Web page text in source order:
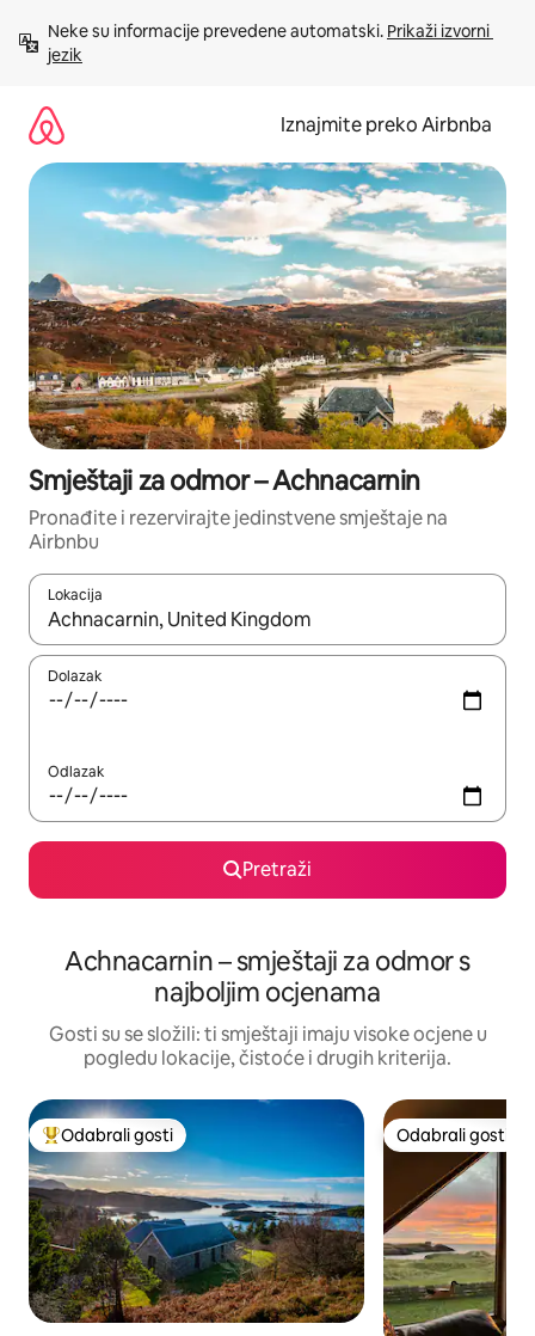
sadržaj
Neke su informacije prevedene automatski. Prikaži izvorni
jezik
Iznajmite preko Airbnba
Smještaji za odmor – Achnacarnin
Pronađite i rezervirajte jedinstvene smještaje na
Airbnbu
Lokacija
Kada budu dostupni rezultati, moći ćete ih pregledati
Dolazak
Odlazak
Pretraži
Achnacarnin – smještaji za odmor s
najboljim ocjenama
Gosti su se složili: ti smještaji imaju visoke ocjene u
pogledu lokacije, čistoće i drugih kriterija.
Među najviše rangiranima s oznakom „Odabrali gosti”
Odabrali gosti Odabrali gosti
Odabrali gosti